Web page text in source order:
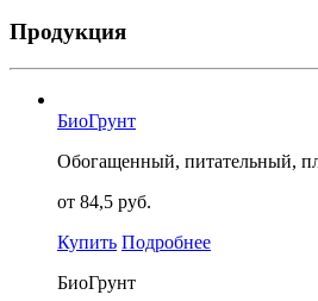
Продукция
БиоГрунт
Обогащенный, питательный,
от 84,5 руб.
Купить Подробнее
БиоГрунт